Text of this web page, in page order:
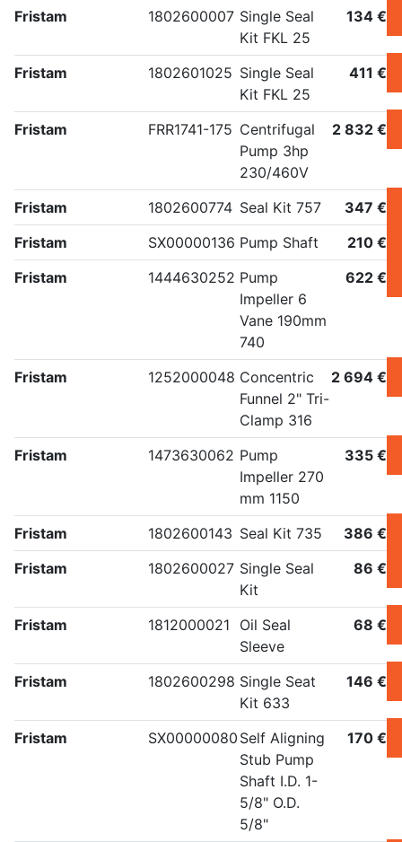
Fristam 1802600007 Single Seal
Kit FKL 25
134 €
Fristam 1802601025 Single Seal
Kit FKL 25
411 €
Fristam FRR1741-175 Centrifugal
Pump 3hp
230/460V
2 832 €
Fristam 1802600774 Seal Kit 757
347 €
Fristam
SX00000136 Pump Shaft
210 €
Fristam
1444630252 Pump
Impeller 6
Vane 190mm
740
622 €
Fristam 1252000048 Concentric
Funnel 2" Tri-
Clamp 316
2 694 €
Fristam 1473630062 Pump
Impeller 270
mm 1150
335 €
Fristam 1802600143 Seal Kit 735
386 €
Fristam
1802600027 Single Seal
Kit
86 €
Fristam 1812000021
Oil Seal
Sleeve
68 €
Fristam 1802600298 Single Seat
Kit 633
146 €
Fristam SX00000080 Self Aligning
Stub Pump
Shaft I.D. 1-
5/8" O.D.
5/8"
170 €